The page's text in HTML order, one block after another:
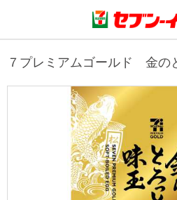
商品のご案内
商品のご案内トップ
今週の新商品
来週の新商品
セール・キャンペーン
サービストップ
７プレミアムゴールド 金の